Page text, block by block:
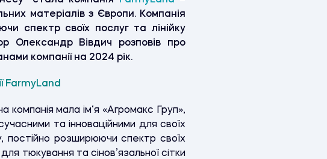
матеріалів з Європи. Компанія
спектр своїх послуг та лінійку
Олександр Вівдич розповів про
компанії на 2024 рік.
FarmyLand
компанія мала ім‘я «Агромакс Груп»,
та інноваційними для своїх
постійно розширюючи спектр своїх
тюкування та сінов’язальної сітки